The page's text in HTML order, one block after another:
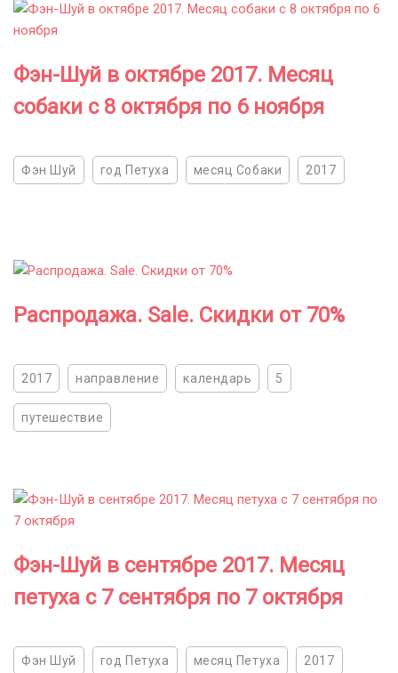
Фэн-Шуй в октябре 2017. Месяц
собаки с 8 октября по 6 ноября
Фэн Шуй год Петуха месяц Собаки 2017
Распродажа. Sale. Скидки от 70%
2017 направление календарь 5
путешествие
Фэн-Шуй в сентябре 2017. Месяц
петуха с 7 сентября по 7 октября
Фэн Шуй год Петуха месяц Петуха 2017